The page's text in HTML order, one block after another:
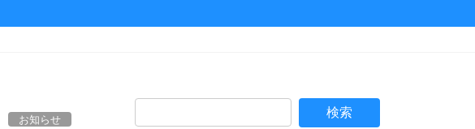
お知らせ